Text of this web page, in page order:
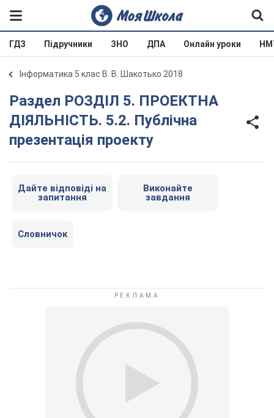
ГДЗ Підручники ЗНО ДПА Онлайн уроки
Інформатика 5 клас В. В. Шакотько 2018
Раздел РОЗДІЛ 5. ПРОЕКТНА
ДІЯЛЬНІСТЬ. 5.2. Публічна
презентація проекту
Дайте відповіді на
запитання
Виконайте
завдання
Словничок